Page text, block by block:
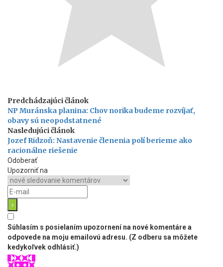
Predchádzajúci článok
NP Muránska planina: Chov norika budeme rozvíjať,
obavy sú neopodstatnené
Nasledujúci článok
Jozef Ridzoň: Nastavenie členenia polí berieme ako
racionálne riešenie
Odoberať
Upozorniť na
Súhlasím s posielaním upozornení na nové komentáre a
odpovede na moju emailovú adresu. (Z odberu sa môžete
kedykoľvek odhlásiť.)